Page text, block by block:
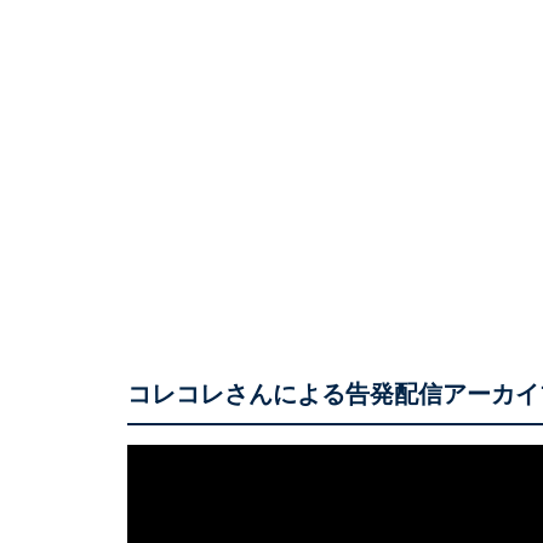
コレコレさんによる告発配信アーカ